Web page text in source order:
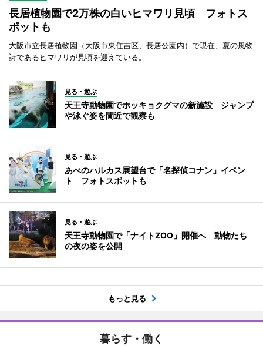
長居植物園で2万株の白いヒマワリ見頃 フォトス
ポットも
大阪市立長居植物園（大阪市東住吉区、長居公園内）で現在、夏の風物
詩であるヒマワリが見頃を迎えている。
見る・遊ぶ
天王寺動物園でホッキョクグマの新施設 ジャンプ
や泳ぐ姿を間近で観察も
見る・遊ぶ
あべのハルカス展望台で「名探偵コナン」イベン
ト フォトスポットも
見る・遊ぶ
天王寺動物園で「ナイトZOO」開催へ 動物たち
の夜の姿を公開
もっと見る
暮らす・働く